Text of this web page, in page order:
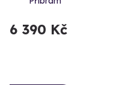
6 390 Kč